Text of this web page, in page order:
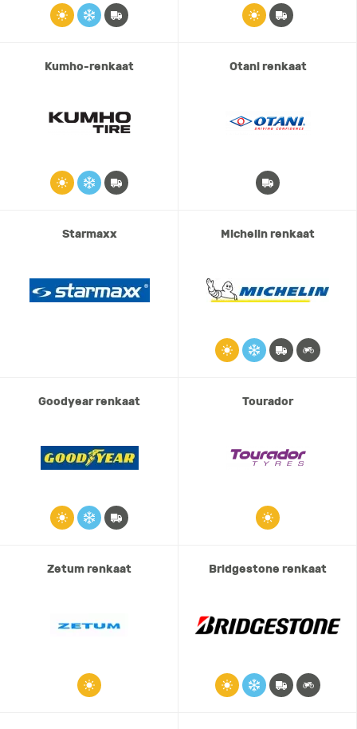
Kumho-renkaat Otani renkaat
Starmaxx Michelin renkaat
Goodyear renkaat Tourador
Zetum renkaat Bridgestone renkaat